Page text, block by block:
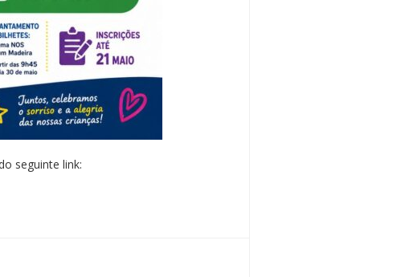
seguinte link: